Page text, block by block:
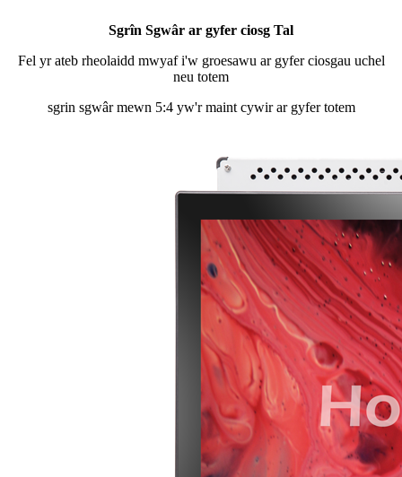
Sgrîn Sgwâr ar gyfer ciosg Tal
Fel yr ateb rheolaidd mwyaf i'w groesawu ar gyfer ciosgau uchel
neu totem
sgrin sgwâr mewn 5:4 yw'r maint cywir ar gyfer totem